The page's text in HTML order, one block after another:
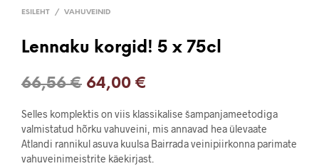
ESILEHT / VAHUVEINID
Lennaku korgid! 5 x 75cl
66,56€ Algne
hind
oli:
66,56 €.
64,00 €
price
is:
64,00 €.
Selles komplektis on viis klassikalise šampanjameetodiga
valmistatud hõrku vahuveini, mis annavad hea ülevaate
Atlandi rannikul asuva kuulsa Bairrada veinipiirkonna parimate
vahuveinimeistrite käekirjast.